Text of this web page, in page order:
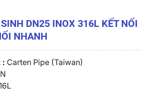
DN25 INOX 316L KẾT NỐI
NHANH
: Carten Pipe (Taiwan)